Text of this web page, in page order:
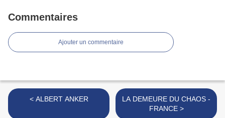
Commentaires
Ajouter un commentaire
< ALBERT ANKER
LA DEMEURE DU CHAOS -
FRANCE >